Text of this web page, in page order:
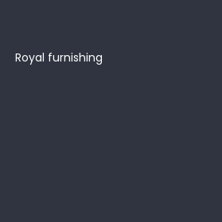
Royal furnishing